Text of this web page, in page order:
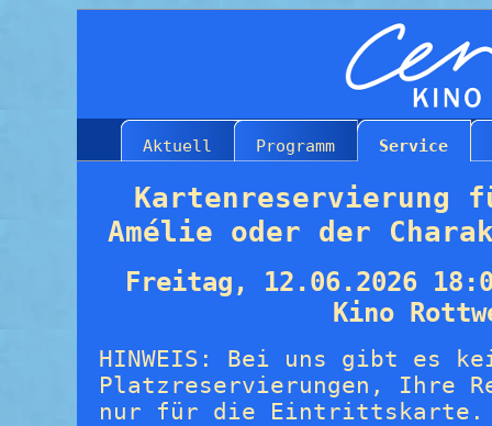
Aktuell Programm Service
Kartenreservierung
Amélie oder der
Freitag, 12.06.2026
Kino
HINWEIS: Bei uns gibt es
Platzreservierungen, Ihre
nur für die Eintrittskarte.